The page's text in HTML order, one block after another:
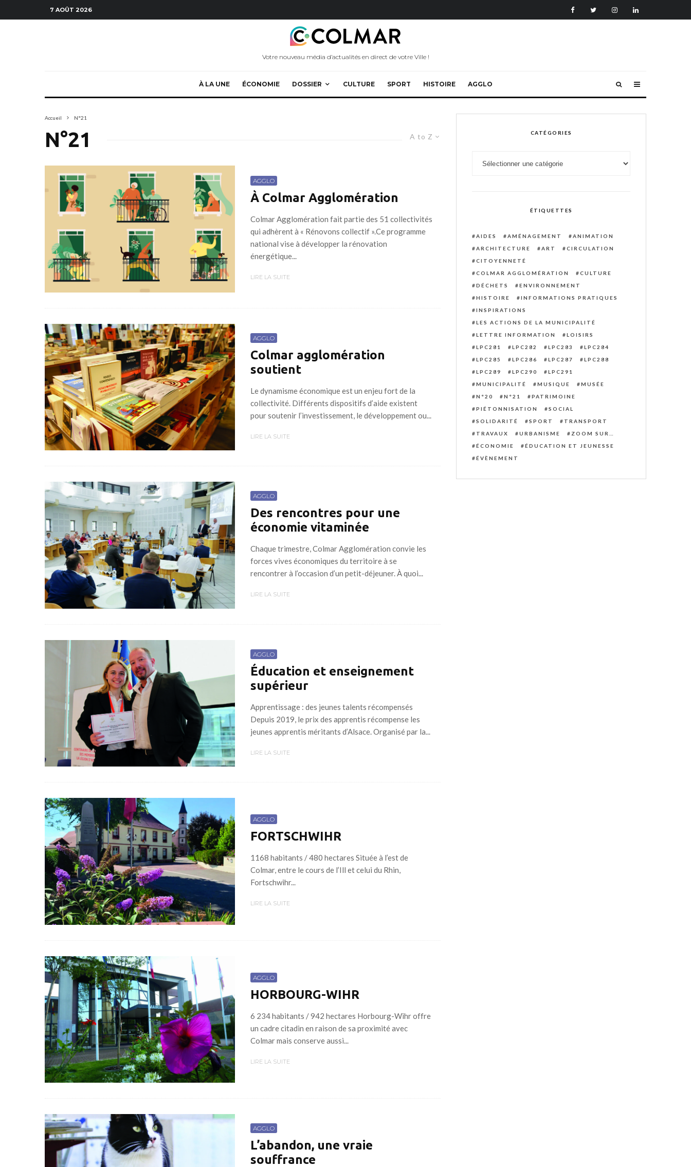
7 AOÛT 2026
Votre nouveau média d’actualités en direct de votre Ville !
À LA UNE ÉCONOMIE DOSSIER CULTURE SPORT HISTOIRE AGGLO
Accueil N°21
A to Z
N°21
AGGLO
À Colmar Agglomération
Colmar Agglomération fait partie des 51 collectivités
qui adhèrent à « Rénovons collectif ».Ce programme
national vise à développer la rénovation
énergétique...
LIRE LA SUITE
AGGLO
Colmar agglomération
soutient
Le dynamisme économique est un enjeu fort de la
collectivité. Différents dispositifs d’aide existent
pour soutenir l’investissement, le développement ou...
LIRE LA SUITE
AGGLO
Des rencontres pour une
économie vitaminée
Chaque trimestre, Colmar Agglomération convie les
forces vives économiques du territoire à se
rencontrer à l’occasion d’un petit-déjeuner. À quoi...
LIRE LA SUITE
AGGLO
Éducation et enseignement
supérieur
Apprentissage : des jeunes talents récompensés
Depuis 2019, le prix des apprentis récompense les
jeunes apprentis méritants d’Alsace. Organisé par la...
LIRE LA SUITE
AGGLO
FORTSCHWIHR
1168 habitants / 480 hectares Située à l’est de
Colmar, entre le cours de l’Ill et celui du Rhin,
Fortschwihr...
LIRE LA SUITE
AGGLO
HORBOURG-WIHR
6 234 habitants / 942 hectares Horbourg-Wihr offre
un cadre citadin en raison de sa proximité avec
Colmar mais conserve aussi...
LIRE LA SUITE
AGGLO
L’abandon, une vraie
souffrance
CATÉGORIES
ÉTIQUETTES
AIDES AMÉNAGEMENT
ANIMATION
ARCHITECTURE
ART
CIRCULATION
CITOYENNETÉ
COLMAR AGGLOMÉRATION
CULTURE
DÉCHETS
ENVIRONNEMENT
HISTOIRE
INFORMATIONS PRATIQUES
INSPIRATIONS
LES ACTIONS DE LA MUNICIPALITÉ
LETTRE INFORMATION
LOISIRS
LPC281
LPC282 LPC283
LPC284
LPC285
LPC286 LPC287
LPC288
LPC289
LPC290
LPC291
MUNICIPALITÉ
MUSIQUE
MUSÉE
N°20
N°21
PATRIMOINE
PIÉTONNISATION
SOCIAL
SOLIDARITÉ
SPORT
TRANSPORT
TRAVAUX
URBANISME
ZOOM SUR…
ÉCONOMIE
ÉDUCATION ET JEUNESSE
ÉVÈNEMENT